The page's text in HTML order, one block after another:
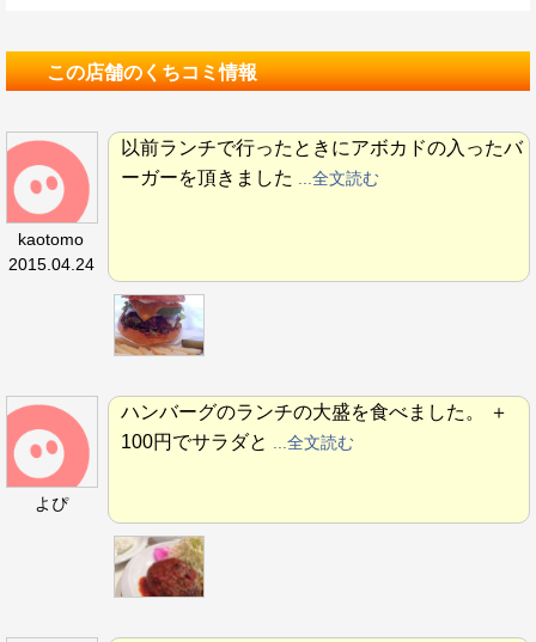
この店舗のくちコミ情報
kaotomo
2015.04.24
以前ランチで行ったときにアボカドの入ったバ
ーガーを頂きました
...全文読む
よぴ
ハンバーグのランチの大盛を食べました。 ＋
100円でサラダと
...全文読む